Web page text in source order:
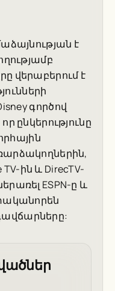
է
վերաբերում է
գործով
ընկերությունը
ին և DirecTV-
ESPN-ը և